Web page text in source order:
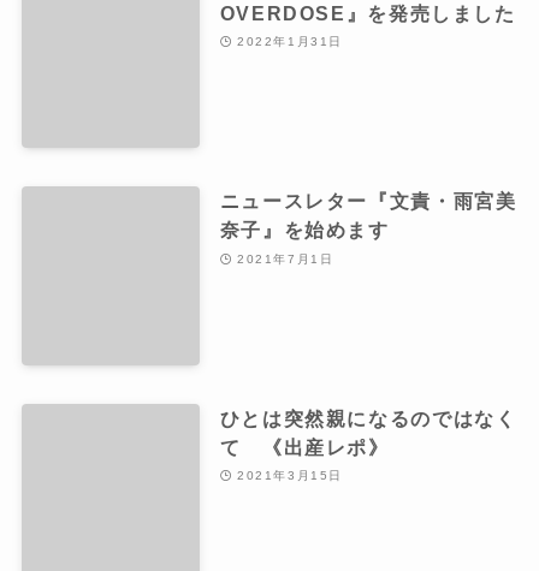
OVERDOSE』を発売しました
2022年1月31日
ニュースレター『文責・雨宮美
奈子』を始めます
2021年7月1日
ひとは突然親になるのではなく
て 《出産レポ》
2021年3月15日